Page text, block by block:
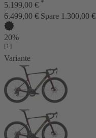
5.199,00 € *
6.499,00 € Spare 1.300,00 €
20%
[1]
Variante